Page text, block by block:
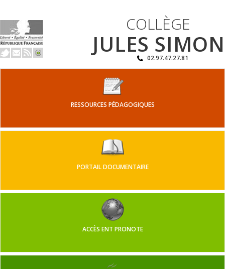
COLLÈGE
JULES SIMON
02.97.47.27.81
RESSOURCES PÉDAGOGIQUES
PORTAIL DOCUMENTAIRE
ACCÈS ENT PRONOTE